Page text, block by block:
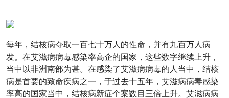
每年，结核病夺取一百七十万人的性命，并有九百万人病
发。在艾滋病病毒感染率高企的国家，这些数字继续上升，
当中以非洲南部为甚。在感染了艾滋病病毒的人当中，结核
病是首要的致命疾病之一，于过去十五年，艾滋病病毒感染
率高的国家当中，结核病新症个案数目三倍上升。艾滋病病